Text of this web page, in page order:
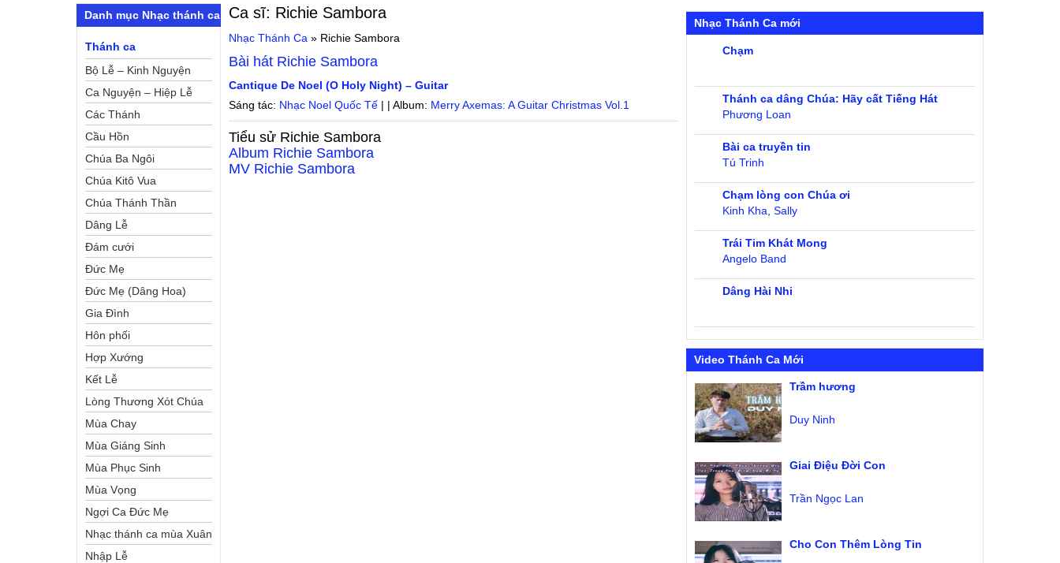
Ca sĩ: Richie Sambora
Nhạc Thánh Ca » Richie Sambora
Bài hát Richie Sambora
Cantique De Noel (O Holy Night) – Guitar
Sáng tác: Nhạc Noel Quốc Tế | | Album: Merry Axemas: A Guitar Christmas Vol.1
Tiểu sử Richie Sambora
Album Richie Sambora
MV Richie Sambora
Danh mục Nhạc thánh ca
Thánh ca
Bộ Lễ – Kinh Nguyện
Ca Nguyện – Hiệp Lễ
Các Thánh
Cầu Hồn
Chúa Ba Ngôi
Chúa Kitô Vua
Chúa Thánh Thần
Dâng Lễ
Đám cưới
Đức Mẹ
Đức Mẹ (Dâng Hoa)
Gia Đình
Hôn phối
Hợp Xướng
Kết Lễ
Lòng Thương Xót Chúa
Mùa Chay
Mùa Giáng Sinh
Mùa Phục Sinh
Mùa Vọng
Ngợi Ca Đức Mẹ
Nhạc thánh ca mùa Xuân
Nhập Lễ
Nhạc Thánh Ca mới
Chạm
Thánh ca dâng Chúa: Hãy cất Tiếng Hát
Phương Loan
Bài ca truyền tin
Tú Trinh
Chạm lòng con Chúa ơi
Kinh Kha ,Sally
Trái Tim Khát Mong
Angelo Band
Dâng Hài Nhi
Video Thánh Ca Mới
Trầm hương
Duy Ninh
Giai Điệu Đời Con
Trần Ngọc Lan
Cho Con Thêm Lòng Tin